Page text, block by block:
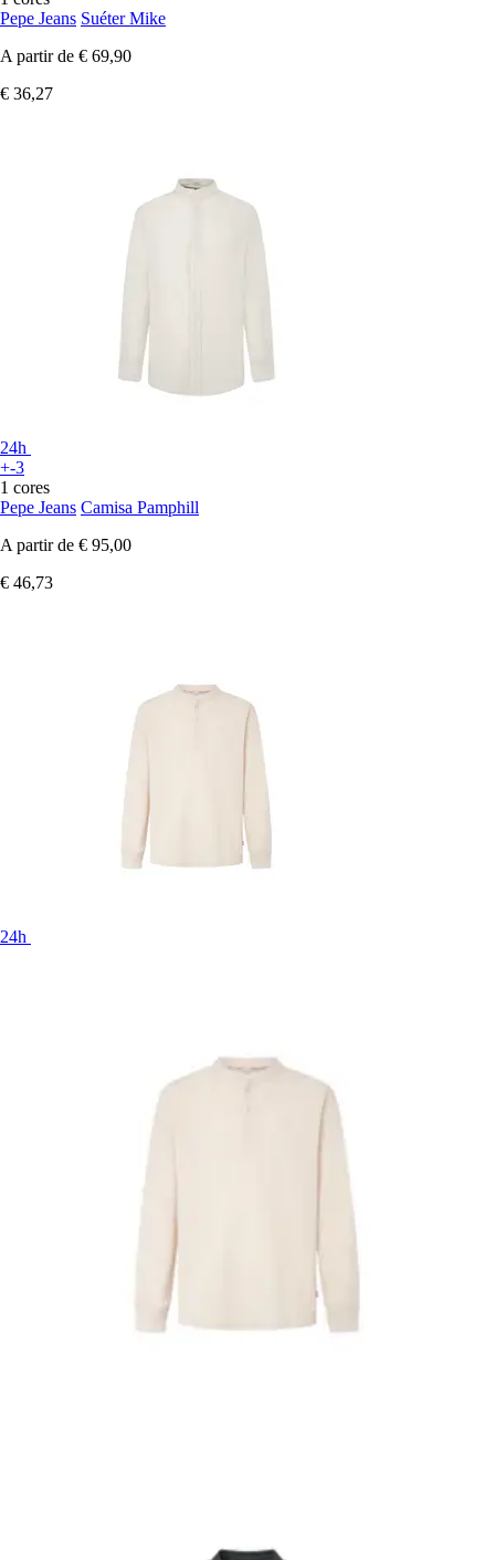
Pepe Jeans Suéter Mike
A partir de € 69,90
€ 36,27
24h
+-3
1 cores
Pepe Jeans Camisa Pamphill
A partir de € 95,00
€ 46,73
24h